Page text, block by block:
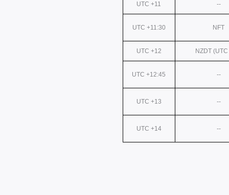
UTC +11 --
UTC +11:30 NFT
UTC +12 NZDT
UTC +12:45 --
UTC +13 --
UTC +14 --